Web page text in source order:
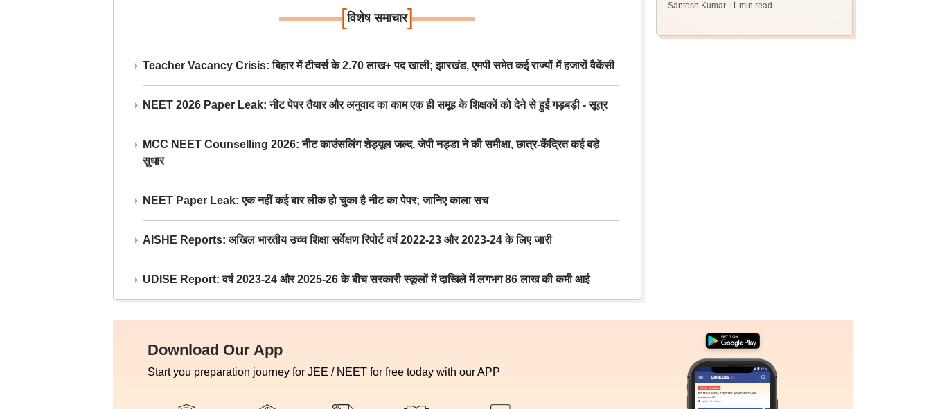
[विशेष समाचार]
Teacher Vacancy Crisis: बिहार में टीचर्स के 2.70 लाख+ पद खाली; झारखंड, एमपी समेत कई राज्यों में हजारों वैकेंसी
NEET 2026 Paper Leak: नीट पेपर तैयार और अनुवाद का काम एक ही समूह के शिक्षकों को देने से हुई गड़बड़ी - सूत्र
MCC NEET Counselling 2026: नीट काउंसलिंग शेड्यूल जल्द, जेपी नड्डा ने की समीक्षा, छात्र-केंद्रित कई बड़े
सुधार
NEET Paper Leak: एक नहीं कई बार लीक हो चुका है नीट का पेपर; जानिए काला सच
AISHE Reports: अखिल भारतीय उच्च शिक्षा सर्वेक्षण रिपोर्ट वर्ष 2022-23 और 2023-24 के लिए जारी
UDISE Report: वर्ष 2023-24 और 2025-26 के बीच सरकारी स्कूलों में दाखिले में लगभग 86 लाख की कमी आई
Santosh Kumar | 1 min read
Download Our App
Start you preparation journey for JEE / NEET for free today with our APP